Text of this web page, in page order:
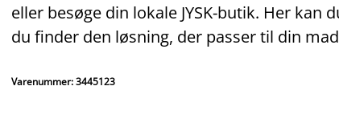
eller besøge din lokale JYSK‑butik. Her
du finder den løsning, der passer til din
Varenummer: 3445123